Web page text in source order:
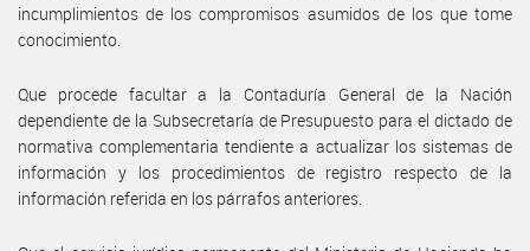
incumplimientos de los compromisos asumidos de los que tome
conocimiento.
Que procede facultar a la Contaduría General de la Nación
dependiente de la Subsecretaría de Presupuesto para el dictado de
normativa complementaria tendiente a actualizar los sistemas de
información y los procedimientos de registro respecto de la
información referida en los párrafos anteriores.